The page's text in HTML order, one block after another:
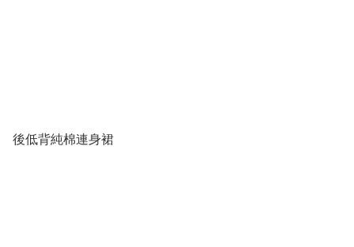
後低背純棉連身裙